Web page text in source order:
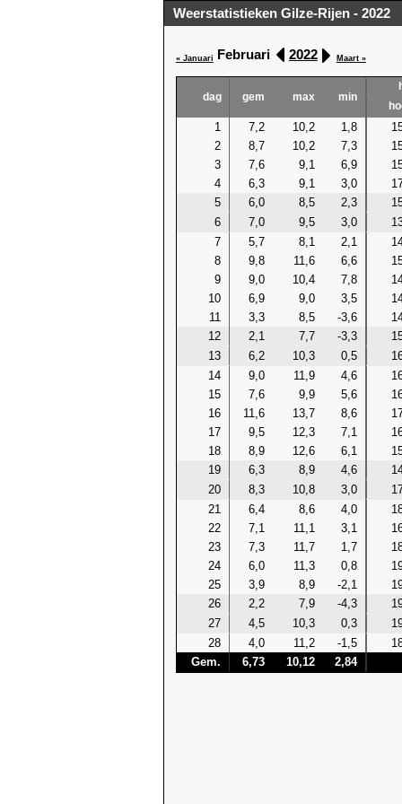
Weerstatistieken Gilze-Rijen - 2022
« Januari Februari 2022 Maart »
dag gem max min
1 7,2 10,2 1,8
2
8,7 10,2 7,3
3
7,6 9,1 6,9
4
6,3 9,1 3,0
5
6,0 8,5 2,3
6
7,0 9,5 3,0
7
5,7 8,1 2,1
8
9,8 11,6 6,6
9
9,0 10,4 7,8
10
6,9 9,0 3,5
11
3,3 8,5 -3,6
12
2,1 7,7 -3,3
13
6,2 10,3 0,5
14
9,0 11,9 4,6
15
7,6 9,9 5,6
16
11,6 13,7 8,6
17
9,5 12,3 7,1
18
8,9 12,6 6,1
19
6,3 8,9 4,6
20
8,3 10,8 3,0
21
6,4 8,6 4,0
22
7,1 11,1 3,1
23
7,3 11,7 1,7
24
6,0 11,3 0,8
25
3,9 8,9 -2,1
26
2,2 7,9 -4,3
27
4,5 10,3 0,3
28
4,0 11,2 -1,5
Gem.
6,73 10,12 2,84